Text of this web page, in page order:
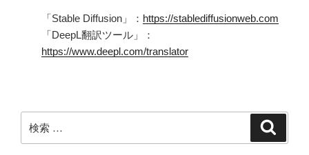
「Stable Diffusion」： https://stablediffusionweb.com
「DeepL翻訳ツール」：
https://www.deepl.com/translator
索: